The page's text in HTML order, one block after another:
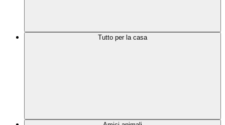
Tutto per la casa